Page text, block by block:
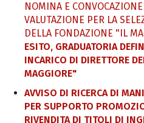
NOMINA E
VALUTAZIONE PER LA
DELLA FONDAZIONE "IL
ESITO, GRADUATORIA
INCARICO DI DIRETTORE
MAGGIORE"
AVVISO DI RICERCA DI
PER SUPPORTO
RIVENDITA DI TITOLI DI